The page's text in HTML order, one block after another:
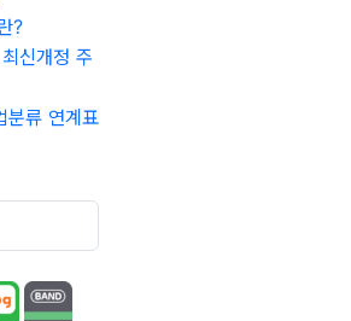
?
신개정 주
분류 연계표